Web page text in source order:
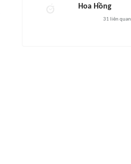
Hoa Hồng
31 liên quan